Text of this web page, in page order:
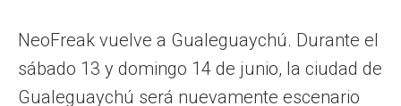
NeoFreak vuelve a Gualeguaychú. Durante el
sábado 13 y domingo 14 de junio, la ciudad de
Gualeguaychú será nuevamente escenario